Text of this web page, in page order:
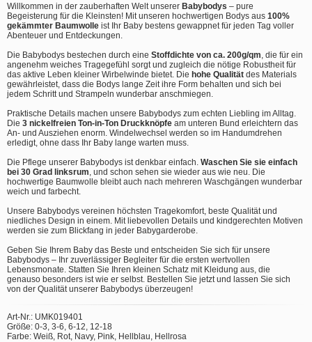
Willkommen in der zauberhaften Welt unserer Babybodys – pure
Begeisterung für die Kleinsten! Mit unseren hochwertigen Bodys aus 100%
gekämmter Baumwolle ist Ihr Baby bestens gewappnet für jeden Tag voller
Abenteuer und Entdeckungen.
Die Babybodys bestechen durch eine Stoffdichte von ca. 200g/qm , die für ein
angenehm weiches Tragegefühl sorgt und zugleich die nötige Robustheit für
das aktive Leben kleiner Wirbelwinde bietet. Die hohe Qualität des Materials
gewährleistet, dass die Bodys lange Zeit ihre Form behalten und sich bei
jedem Schritt und Strampeln wunderbar anschmiegen.
Praktische Details machen unsere Babybodys zum echten Liebling im Alltag.
Die 3 nickelfreien Ton-in-Ton Druckknöpfe am unteren Bund erleichtern das
An- und Ausziehen enorm. Windelwechsel werden so im Handumdrehen
erledigt, ohne dass Ihr Baby lange warten muss.
Die Pflege unserer Babybodys ist denkbar einfach. Waschen Sie sie einfach
bei 30 Grad linksrum , und schon sehen sie wieder aus wie neu. Die
hochwertige Baumwolle bleibt auch nach mehreren Waschgängen wunderbar
weich und farbecht.
Unsere Babybodys vereinen höchsten Tragekomfort, beste Qualität und
niedliches Design in einem. Mit liebevollen Details und kindgerechten Motiven
werden sie zum Blickfang in jeder Babygarderobe.
Geben Sie Ihrem Baby das Beste und entscheiden Sie sich für unsere
Babybodys – Ihr zuverlässiger Begleiter für die ersten wertvollen
Lebensmonate. Statten Sie Ihren kleinen Schatz mit Kleidung aus, die
genauso besonders ist wie er selbst. Bestellen Sie jetzt und lassen Sie sich
von der Qualität unserer Babybodys überzeugen!
Art-Nr.: UMK019401
Größe: 0-3, 3-6, 6-12, 12-18
Farbe: Weiß, Rot, Navy, Pink, Hellblau, Hellrosa